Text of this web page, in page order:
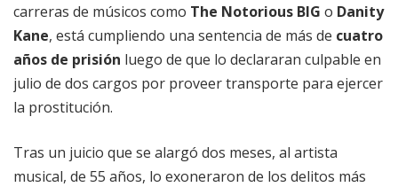
carreras de músicos como The Notorious BIG o Danity
Kane, está cumpliendo una sentencia de más de cuatro
años de prisión luego de que lo declararan culpable en
julio de dos cargos por proveer transporte para ejercer
la prostitución.
Tras un juicio que se alargó dos meses, al artista
musical, de 55 años, lo exoneraron de los delitos más